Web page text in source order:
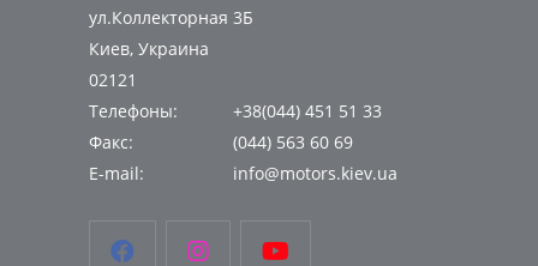
ул.Коллекторная 3Б
Киев, Украина
02121
Телефоны:
+38(044) 451 51 33
Факс:
(044) 563 60 69
E-mail:
info@motors.kiev.ua
  